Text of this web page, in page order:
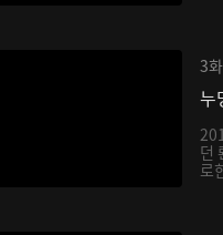
3화
누
던
로